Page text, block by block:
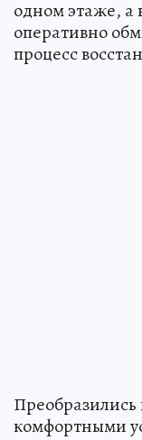
одном этаже, а
оперативно
процесс
комфортными